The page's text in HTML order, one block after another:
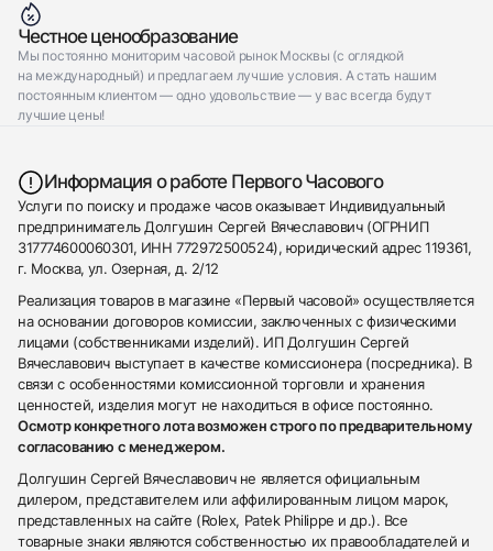
Честное ценообразование
Мы постоянно мониторим часовой рынок Москвы (с оглядкой
на международный) и предлагаем лучшие условия. А стать нашим
постоянным клиентом — одно удовольствие — у вас всегда будут
лучшие цены!
Информация о работе Первого Часового
Услуги по поиску и продаже часов оказывает Индивидуальный
предприниматель Долгушин Сергей Вячеславович (ОГРНИП
317774600060301, ИНН 772972500524), юридический адрес 119361,
г. Москва, ул. Озерная, д. 2/12
Реализация товаров в магазине «Первый часовой» осуществляется
на основании договоров комиссии, заключенных с физическими
лицами (собственниками изделий). ИП Долгушин Сергей
Вячеславович выступает в качестве комиссионера (посредника). В
связи с особенностями комиссионной торговли и хранения
ценностей, изделия могут не находиться в офисе постоянно.
Осмотр конкретного лота возможен строго по предварительному
согласованию с менеджером.
Долгушин Сергей Вячеславович не является официальным
дилером, представителем или аффилированным лицом марок,
представленных на сайте (Rolex, Patek Philippe и др.). Все
товарные знаки являются собственностью их правообладателей и